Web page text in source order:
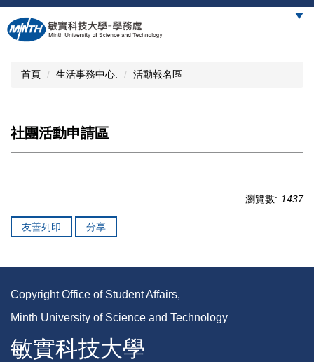
跳
到
主
首頁 生活事務中心. 活動報名區
社團活動申請區
瀏覽數: 1437
友善列印 分享
Copyright Office of Student Affairs,
Minth University of Science and Technology
敏實科技大學